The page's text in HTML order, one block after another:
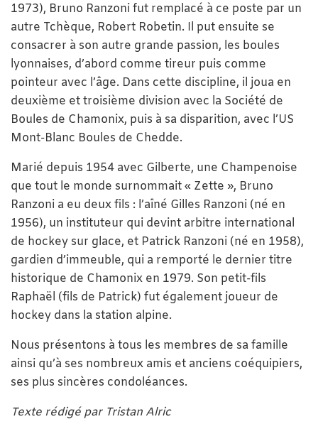
1973), Bruno Ranzoni fut remplacé à ce poste par un
autre Tchèque, Robert Robetin. Il put ensuite se
consacrer à son autre grande passion, les boules
lyonnaises, d’abord comme tireur puis comme
pointeur avec l’âge. Dans cette discipline, il joua en
deuxième et troisième division avec la Société de
Boules de Chamonix, puis à sa disparition, avec l’US
Mont-Blanc Boules de Chedde.
Marié depuis 1954 avec Gilberte, une Champenoise
que tout le monde surnommait « Zette », Bruno
Ranzoni a eu deux fils : l’aîné Gilles Ranzoni (né en
1956), un instituteur qui devint arbitre international
de hockey sur glace, et Patrick Ranzoni (né en 1958),
gardien d’immeuble, qui a remporté le dernier titre
historique de Chamonix en 1979. Son petit-fils
Raphaël (fils de Patrick) fut également joueur de
hockey dans la station alpine.
Nous présentons à tous les membres de sa famille
ainsi qu’à ses nombreux amis et anciens coéquipiers,
ses plus sincères condoléances.
Texte rédigé par Tristan Alric